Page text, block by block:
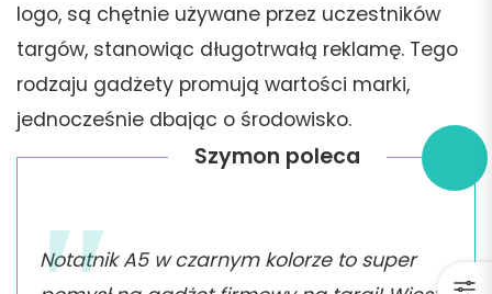
logo, są chętnie używane przez uczestników
targów, stanowiąc długotrwałą reklamę. Tego
rodzaju gadżety promują wartości marki,
jednocześnie dbając o środowisko.
Szymon poleca
Notatnik A5 w czarnym kolorze to super